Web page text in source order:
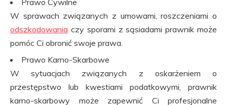
Prawo Cywilne
W sprawach związanych z umowami, roszczeniami o
odszkodowania czy sporami z sąsiadami prawnik może
pomóc Ci obronić swoje prawa.
Prawo Karno-Skarbowe
W sytuacjach związanych z oskarżeniem o
przestępstwo lub kwestiami podatkowymi, prawnik
karno-skarbowy może zapewnić Ci profesjonalne